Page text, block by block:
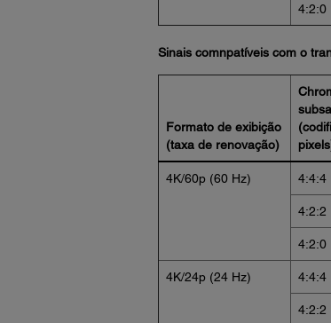
4:2:0
Sinais comnpatíveis com o
Formato de exibição
(taxa de renovação)
4K/60p (60 Hz) 4:4:4
4:2:2
4:2:0
4K/24p (24 Hz) 4:4:4
4:2:2